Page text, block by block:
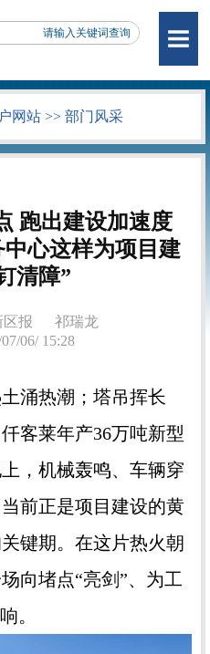
网站 >> 部门风采
跑出建设加速度
心这样为项目建
清障”
区报
祁瑞龙
06/ 15:28
涌热潮；塔吊挥长
客莱年产36万吨新型
，机械轰鸣、车辆穿
前正是项目建设的黄
键期。在这片热火朝
向堵点“亮剑”、为工
。